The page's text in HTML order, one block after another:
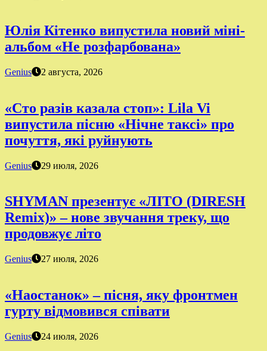
Юлія Кітенко випустила новий міні-
альбом «Не розфарбована»
Genius 2 августа, 2026
«Сто разів казала стоп»: Lila Vi
випустила пісню «Нічне таксі» про
почуття, які руйнують
Genius 29 июля, 2026
SHYMAN презентує «ЛІТО (DIRESH
Remix)» – нове звучання треку, що
продовжує літо
Genius 27 июля, 2026
«Наостанок» – пісня, яку фронтмен
гурту відмовився співати
Genius 24 июля, 2026